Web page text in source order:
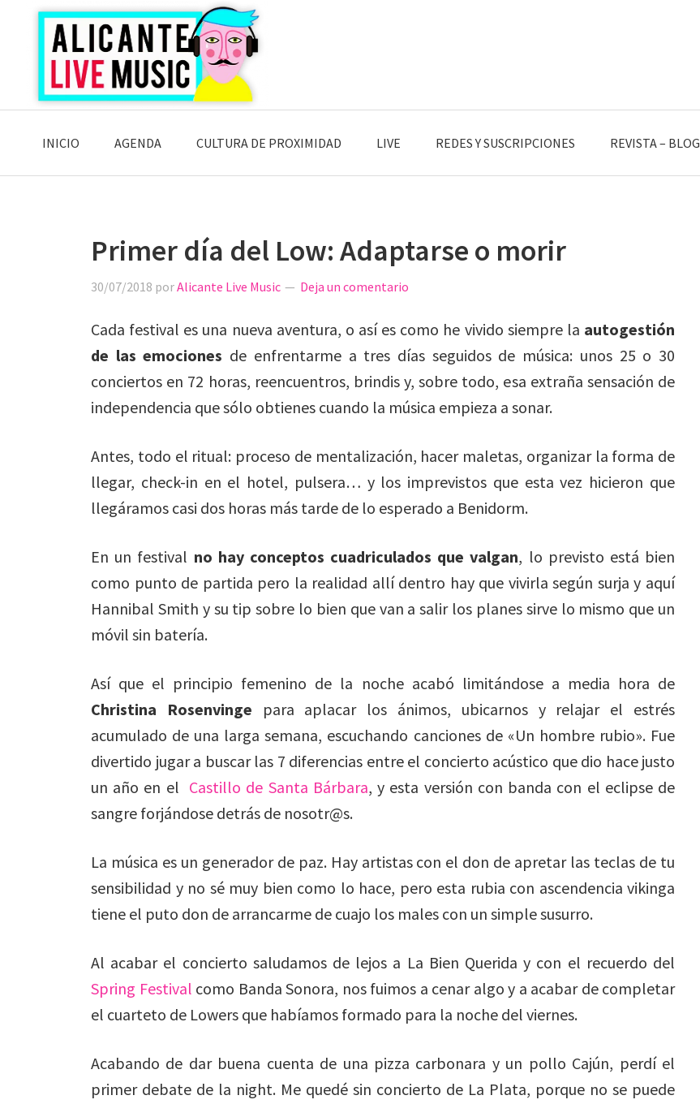
Saltar
navegación
principal
Saltar
contenido
principal
Saltar
lateral
principalINICIO AGENDA CULTURA DE PROXIMIDAD LIVE REDES Y SUSCRIPCIONES REVISTA – BLOG
Primer día del Low: Adaptarse o morir
30/07/2018 porAlicante Live Music Deja un comentario
Cada festival es una nueva aventura, o así es como he vivido siempre la autogestión
de las emociones de enfrentarme a tres días seguidos de música: unos 25 o 30
conciertos en 72 horas, reencuentros, brindis y, sobre todo, esa extraña sensación de
independencia que sólo obtienes cuando la música empieza a sonar.
Antes, todo el ritual: proceso de mentalización, hacer maletas, organizar la forma de
llegar, check-in en el hotel, pulsera… y los imprevistos que esta vez hicieron que
llegáramos casi dos horas más tarde de lo esperado a Benidorm.
En un festival no hay conceptos cuadriculados que valgan, lo previsto está bien
como punto de partida pero la realidad allí dentro hay que vivirla según surja y aquí
Hannibal Smith y su tip sobre lo bien que van a salir los planes sirve lo mismo que un
móvil sin batería.
Así que el principio femenino de la noche acabó limitándose a media hora de
Christina Rosenvinge para aplacar los ánimos, ubicarnos y relajar el estrés
acumulado de una larga semana, escuchando canciones de «Un hombre rubio». Fue
divertido jugar a buscar las 7 diferencias entre el concierto acústico que dio hace justo
un año en el Castillo de Santa Bárbara, y esta versión con banda con el eclipse de
sangre forjándose detrás de nosotr@s.
La música es un generador de paz. Hay artistas con el don de apretar las teclas de tu
sensibilidad y no sé muy bien como lo hace, pero esta rubia con ascendencia vikinga
tiene el puto don de arrancarme de cuajo los males con un simple susurro.
Al acabar el concierto saludamos de lejos a La Bien Querida y con el recuerdo del
Spring Festival como Banda Sonora, nos fuimos a cenar algo y a acabar de completar
el cuarteto de Lowers que habíamos formado para la noche del viernes.
Acabando de dar buena cuenta de una pizza carbonara y un pollo Cajún, perdí el
primer debate de la night. Me quedé sin concierto de La Plata, porque no se puede